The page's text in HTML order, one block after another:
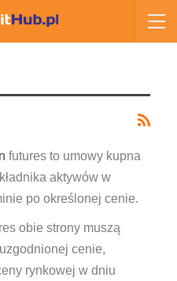
futures to umowy kupna
aktywów w
po określonej cenie.
obie strony muszą
cenie,
rynkowej w dniu